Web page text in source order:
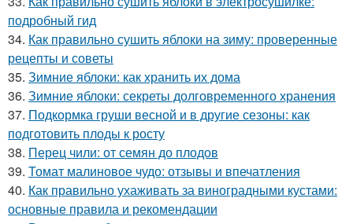
подробный гид
34. Как правильно сушить яблоки на зиму: проверенные
рецепты и советы
35. Зимние яблоки: как хранить их дома
36. Зимние яблоки: секреты долговременного хранения
37. Подкормка груши весной и в другие сезоны: как
подготовить плоды к росту
38. Перец чили: от семян до плодов
39. Томат малиновое чудо: отзывы и впечатления
40. Как правильно ухаживать за виноградными кустами:
основные правила и рекомендации